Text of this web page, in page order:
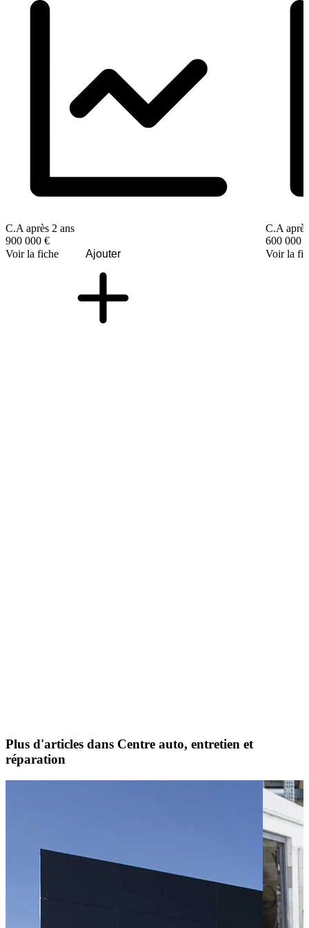
C.A après 2 ans
900 000 €
Voir la fiche
Ajouter
C.A
600 000 €
Voir la
Plus d'articles dans Centre auto, entretien et
réparation